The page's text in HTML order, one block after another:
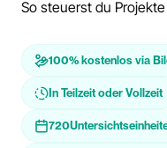
So steuerst du
100% kostenlos via
In Teilzeit oder Vollzeit
720